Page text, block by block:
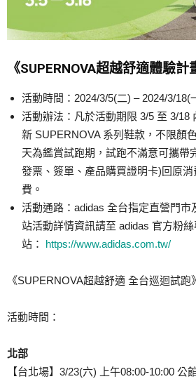
《SUPERNOVA超越舒適體驗
活動時間：2024/3/5(二) – 2024/3/18(
活動辦法：凡於活動期限 3/5 至 3/18
新 SUPERNOVA 系列鞋款，不限顏
天為鑑賞試跑期，試跑不滿意可攜帶
發票、簽單、產品購買證明卡)回原
費。
活動通路：adidas 全台指定直營門市
站活動詳情資訊請至 adidas 官方粉
站： https://www.adidas.com.tw/
《SUPERNOVA超越舒適 全台巡迴試跑》
活動時間：
北部
【台北場】3/23(六) 上午08:00-10:00 公